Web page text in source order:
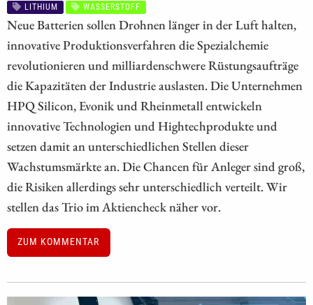
LITHIUM
WASSERSTOFF
Neue Batterien sollen Drohnen länger in der Luft halten,
innovative Produktionsverfahren die Spezialchemie
revolutionieren und milliardenschwere Rüstungsaufträge
die Kapazitäten der Industrie auslasten. Die Unternehmen
HPQ Silicon, Evonik und Rheinmetall entwickeln
innovative Technologien und Hightechprodukte und
setzen damit an unterschiedlichen Stellen dieser
Wachstumsmärkte an. Die Chancen für Anleger sind groß,
die Risiken allerdings sehr unterschiedlich verteilt. Wir
stellen das Trio im Aktiencheck näher vor.
ZUM KOMMENTAR